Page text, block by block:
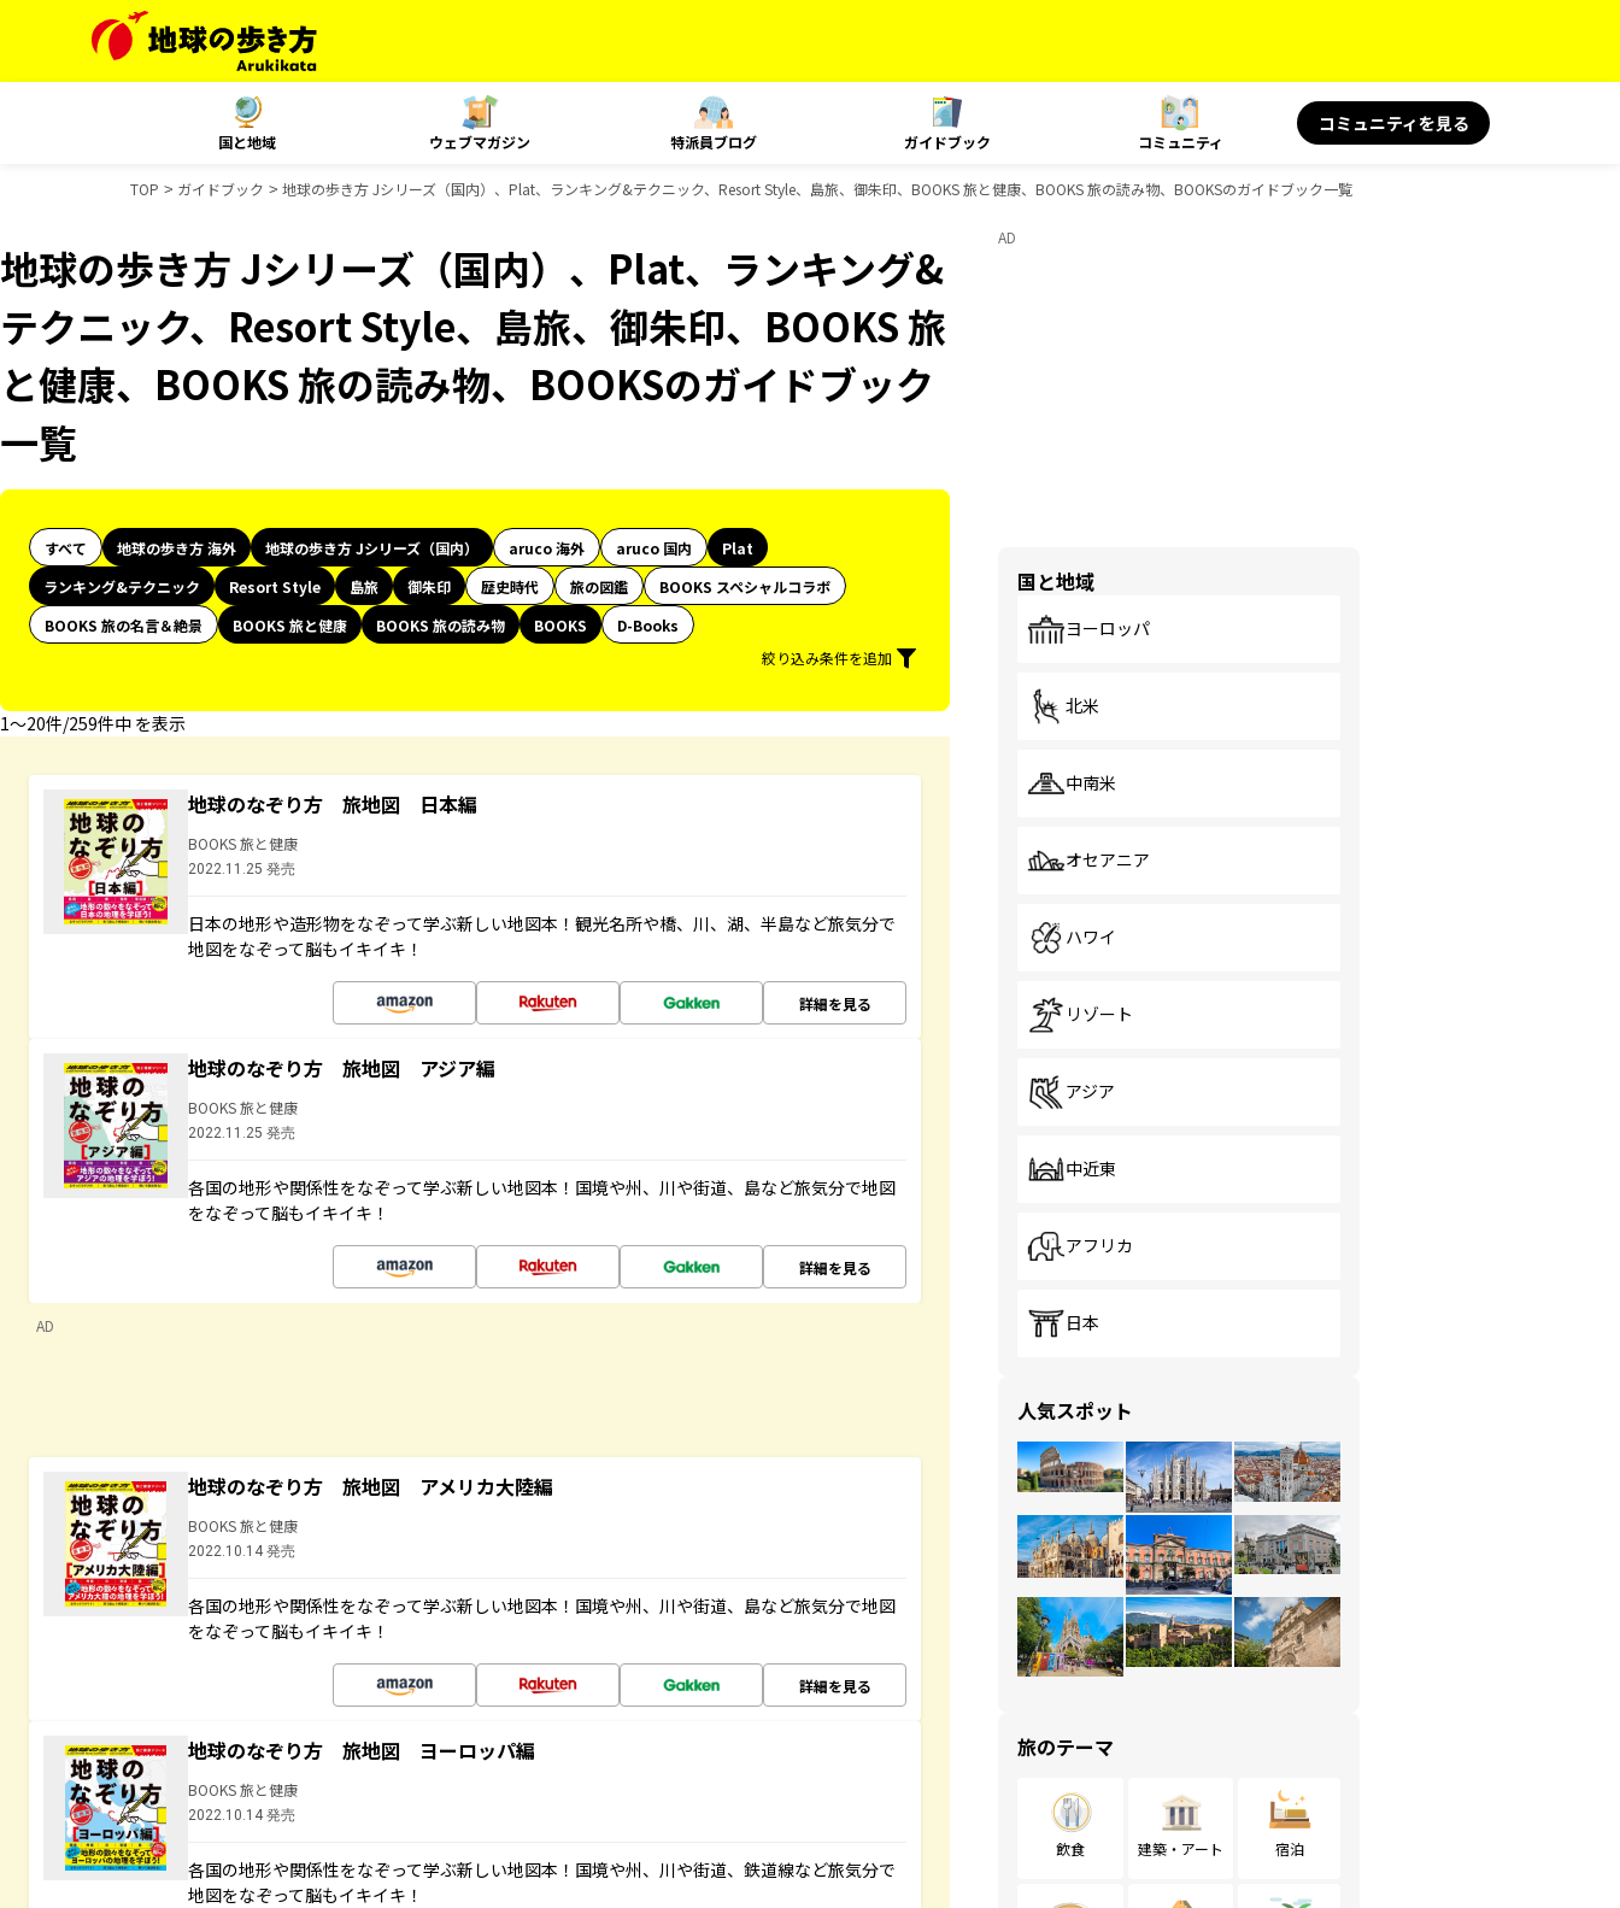
国と地域 ウェブマガジン 特派員ブログ ガイドブック コミュニティ
コミュニティを見る
TOP ガイドブック 地球の歩き方 Jシリーズ（国内）、Plat、ランキング&テクニック、Resort Style、島旅、御朱印、BOOKS 旅と健康、BOOKS 旅の読み物、BOOKSのガイドブック一覧
地球の歩き方 Jシリーズ（国内）、Plat、ランキング&
テクニック、Resort Style、島旅、御朱印、BOOKS 旅
と健康、BOOKS 旅の読み物、BOOKSのガイドブック
一覧
すべて 地球の歩き方 海外 地球の歩き方 Jシリーズ（国内） aruco 海外 aruco 国内
Plat
ランキング&テクニック
Resort Style 島旅 御朱印 歴史時代 旅の図鑑
BOOKS スペシャルコラボ
BOOKS 旅の名言＆絶景
BOOKS 旅と健康 BOOKS 旅の読み物 BOOKS
D-Books
絞り込み条件を追加
1〜20件/259件中 を表示
地球のなぞり方 旅地図 日本編
BOOKS 旅と健康
2022.11.25 発売
日本の地形や造形物をなぞって学ぶ新しい地図本！観光名所や橋、川、湖、半島など旅気分で
地図をなぞって脳もイキイキ！
詳細を見る
地球のなぞり方 旅地図 アジア編
BOOKS 旅と健康
2022.11.25 発売
各国の地形や関係性をなぞって学ぶ新しい地図本！国境や州、川や街道、島など旅気分で地図
をなぞって脳もイキイキ！
詳細を見る
AD
地球のなぞり方 旅地図 アメリカ大陸編
BOOKS 旅と健康
2022.10.14 発売
各国の地形や関係性をなぞって学ぶ新しい地図本！国境や州、川や街道、島など旅気分で地図
をなぞって脳もイキイキ！
詳細を見る
地球のなぞり方 旅地図 ヨーロッパ編
BOOKS 旅と健康
2022.10.14 発売
各国の地形や関係性をなぞって学ぶ新しい地図本！国境や州、川や街道、鉄道線など旅気分で
地図をなぞって脳もイキイキ！
AD
国と地域
ヨーロッパ
北米
中南米
オセアニア
ハワイ
リゾート
アジア
中近東
アフリカ
日本
人気スポット
旅のテーマ
飲食 建築・アート 宿泊